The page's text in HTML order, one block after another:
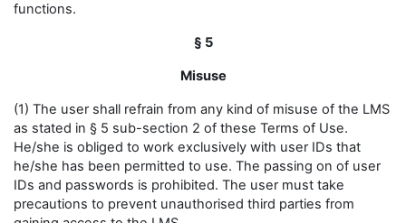
functions.
§ 5
Misuse
(1) The user shall refrain from any kind of misuse of the LMS
as stated in § 5 sub-section 2 of these Terms of Use.
He/she is obliged to work exclusively with user IDs that
he/she has been permitted to use. The passing on of user
IDs and passwords is prohibited. The user must take
precautions to prevent unauthorised third parties from